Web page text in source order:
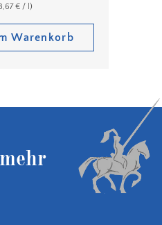
€/ )
Warenkorb